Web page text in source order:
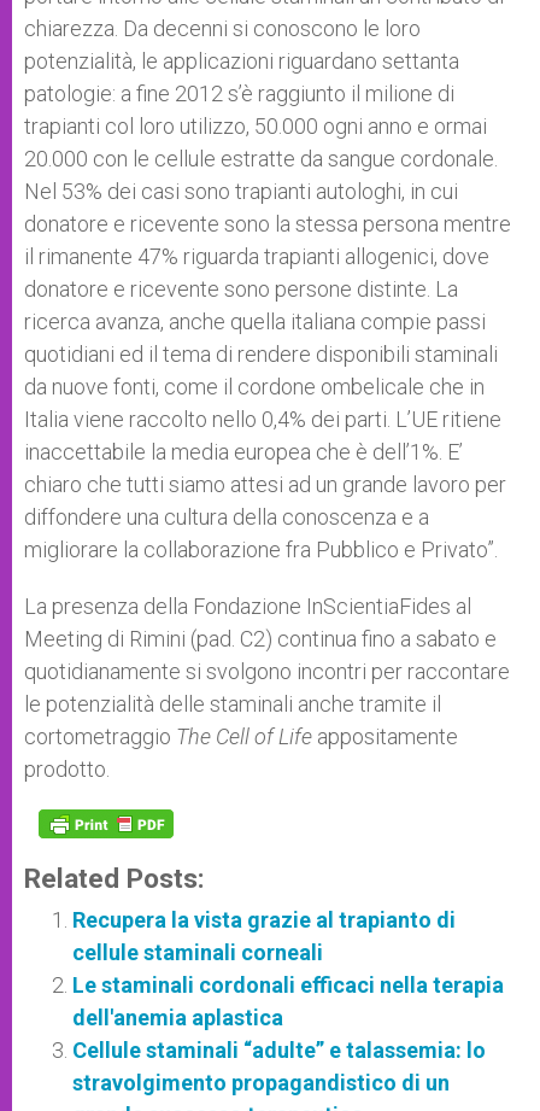
chiarezza. Da decenni si conoscono le loro
potenzialità, le applicazioni riguardano settanta
patologie: a fine 2012 s’è raggiunto il milione di
trapianti col loro utilizzo, 50.000 ogni anno e ormai
20.000 con le cellule estratte da sangue cordonale.
Nel 53% dei casi sono trapianti autologhi, in cui
donatore e ricevente sono la stessa persona mentre
il rimanente 47% riguarda trapianti allogenici, dove
donatore e ricevente sono persone distinte. La
ricerca avanza, anche quella italiana compie passi
quotidiani ed il tema di rendere disponibili staminali
da nuove fonti, come il cordone ombelicale che in
Italia viene raccolto nello 0,4% dei parti. L’UE ritiene
inaccettabile la media europea che è dell’1%. E’
chiaro che tutti siamo attesi ad un grande lavoro per
diffondere una cultura della conoscenza e a
migliorare la collaborazione fra Pubblico e Privato”.
La presenza della Fondazione InScientiaFides al
Meeting di Rimini (pad. C2) continua fino a sabato e
quotidianamente si svolgono incontri per raccontare
le potenzialità delle staminali anche tramite il
cortometraggio The Cell of Life appositamente
prodotto.
Related Posts:
Recupera la vista grazie al trapianto di
cellule staminali corneali
Le staminali cordonali efficaci nella terapia
dell'anemia aplastica
Cellule staminali “adulte” e talassemia: lo
stravolgimento propagandistico di un